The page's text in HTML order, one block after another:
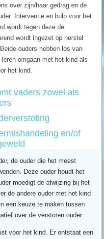
over zijn/haar gedrag en de
Interventie en hulp voor het
wordt tegen deze de
wordt ingezet op herstel
ouders hebben los van
omgaan met het kind als
het kind.
vaders zowel als
en/of
de ouder die het meest
Deze ouder houdt het
moedigt de afwijzing bij het
de andere ouder met het kind
een keuze te maken tussen
over de verstoten ouder.
voor het kind. Er ontstaat een